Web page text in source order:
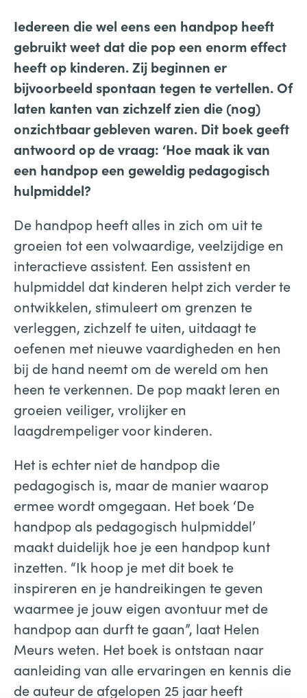
Iedereen die wel eens een handpop heeft
gebruikt weet dat die pop een enorm effect
heeft op kinderen. Zij beginnen er
bijvoorbeeld spontaan tegen te vertellen. Of
laten kanten van zichzelf zien die (nog)
onzichtbaar gebleven waren. Dit boek geeft
antwoord op de vraag: ‘Hoe maak ik van
een handpop een geweldig pedagogisch
hulpmiddel?
De handpop heeft alles in zich om uit te
groeien tot een volwaardige, veelzijdige en
interactieve assistent. Een assistent en
hulpmiddel dat kinderen helpt zich verder te
ontwikkelen, stimuleert om grenzen te
verleggen, zichzelf te uiten, uitdaagt te
oefenen met nieuwe vaardigheden en hen
bij de hand neemt om de wereld om hen
heen te verkennen. De pop maakt leren en
groeien veiliger, vrolijker en
laagdrempeliger voor kinderen.
Het is echter niet de handpop die
pedagogisch is, maar de manier waarop
ermee wordt omgegaan. Het boek ‘De
handpop als pedagogisch hulpmiddel’
maakt duidelijk hoe je een handpop kunt
inzetten. “Ik hoop je met dit boek te
inspireren en je handreikingen te geven
waarmee je jouw eigen avontuur met de
handpop aan durft te gaan”, laat Helen
Meurs weten. Het boek is ontstaan naar
aanleiding van alle ervaringen en kennis die
de auteur de afgelopen 25 jaar heeft